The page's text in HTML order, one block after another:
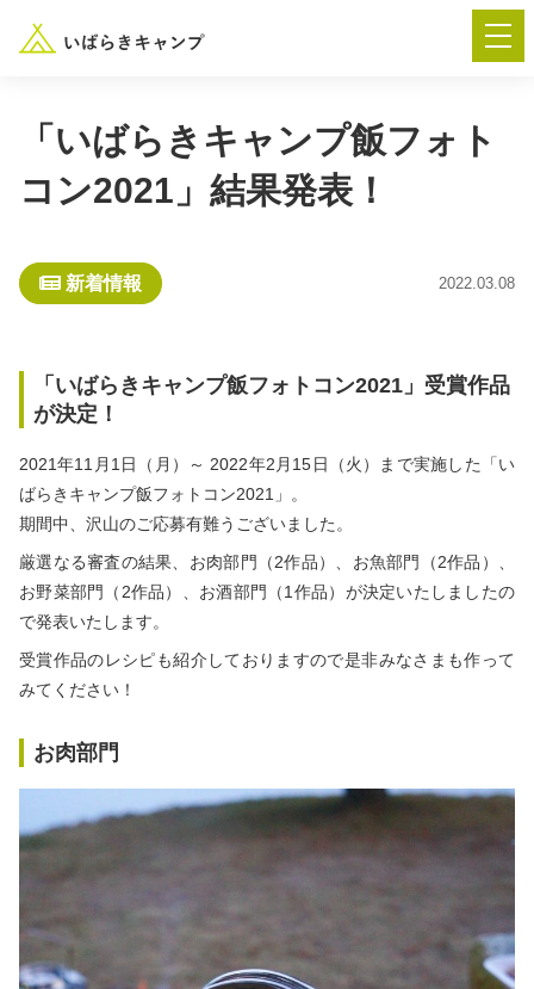
― AUTUMN FESTA 2026 ―
海辺キャンプ
湖畔キャンプ
プライバシーポリシー
「いばらきキャンプ飯フォト
コン2021」結果発表！
新着情報 2022.03.08
「いばらきキャンプ飯フォトコン2021」受賞作品
が決定！
2021年11月1日（月）～ 2022年2月15日（火）まで実施した「い
ばらきキャンプ飯フォトコン2021」。
期間中、沢山のご応募有難うございました。
厳選なる審査の結果、お肉部門（2作品）、お魚部門（2作品）、
お野菜部門（2作品）、お酒部門（1作品）が決定いたしましたの
で発表いたします。
受賞作品のレシピも紹介しておりますので是非みなさまも作って
みてください！
お肉部門